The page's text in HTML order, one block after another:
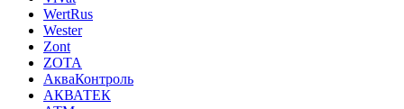
WertRus
Wester
Zont
ZOTA
АкваКонтроль
АКВАТЕК